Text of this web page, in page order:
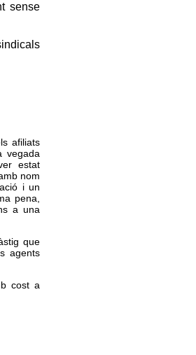
sense
afiliats
vegada
estat
nom
i un
pena,
a una
que
agents
cost a